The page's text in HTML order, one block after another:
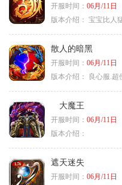
开服时间： 06月/11日
版本介绍： 宝宝比人
散人的暗黑
开服时间： 06月/11日
版本介绍：
良心服.超
大魔王
开服时间： 06月/11日
版本介绍：
新
遮天迷失
开服时间： 06月/11日